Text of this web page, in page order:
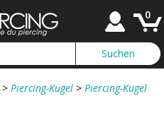
0
> Piercing-Kugel > Piercing-Kugel